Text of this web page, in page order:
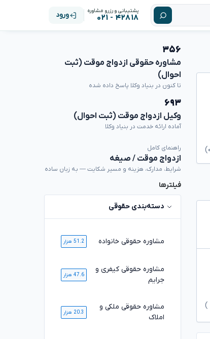
پشتیبانی و رزرو مشاوره
۴۲۸۱۸ - ۰۲۱ ورود
۳۵۶
مشاوره حقوقی ازدواج موقت (ثبت
احوال)
تا کنون در بنیاد وکلا پاسخ داده شده
۶۹۳
وکیل ازدواج موقت (ثبت احوال)
آماده ارائه خدمت در بنیاد وکلا
راهنمای کامل
ازدواج موقت / صیغه
شرایط، مدارک، هزینه و مسیر شکایت — به زبان ساده
فیلترها
دسته‌بندی حقوقی
مشاوره حقوقی خانواده 51.2 هزار
مشاوره حقوقی کیفری و
جرایم
47.6 هزار
مشاوره حقوقی ملکی و
املاک
20.3 هزار